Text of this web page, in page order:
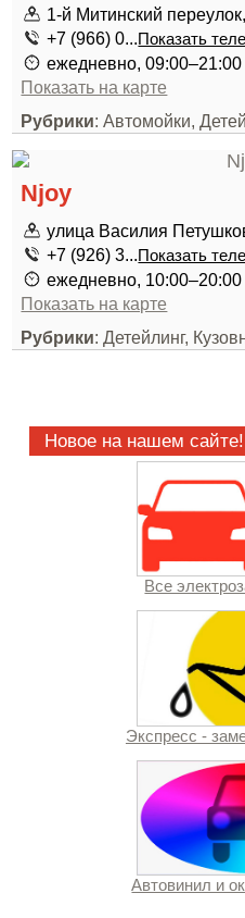
1-й Митинский
+7 (966) 0...Показать
ежедневно, 09:00–21:00
Показать на карте
Рубрики: Автомойки,
Njoy
улица Василия
+7 (926) 3...Показать
ежедневно, 10:00–20:00
Показать на карте
Рубрики: Детейлинг,
Новое на нашем сайте!
Все
Экспресс -
Автовинил и